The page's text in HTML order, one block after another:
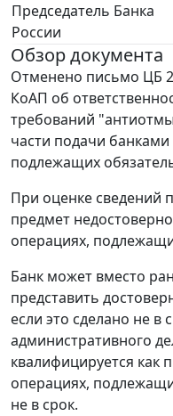
Председатель Банка
России
Обзор документа
Отменено письмо ЦБ
КоАП об
требований
части подачи
подлежащих
При оценке сведений
предмет
операциях,
Банк может вместо
представить
если это сделано не в
административного
квалифицируется как
операциях,
не в срок.